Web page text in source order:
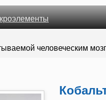
человеческим